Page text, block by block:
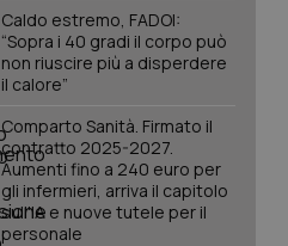
Caldo estremo, FADOI:
“Sopra i 40 gradi il corpo può
non riuscire più a disperdere
il calore”
Comparto Sanità. Firmato il
contratto 2025-2027.
Aumenti fino a 240 euro per
gli infermieri, arriva il capitolo
sull'IA e nuove tutele per il
personale